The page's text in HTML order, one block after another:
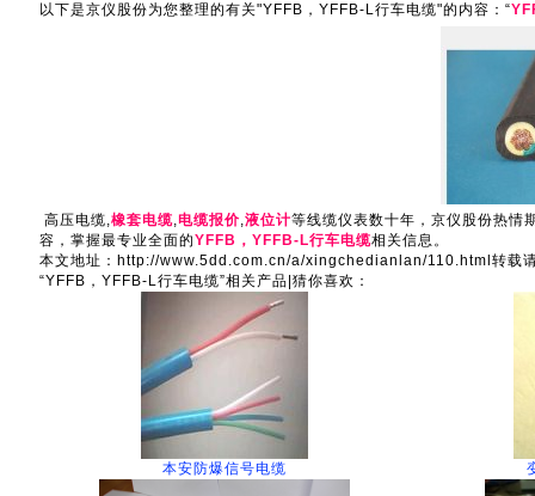
以下是京仪股份为您整理的有关"YFFB，YFFB-L行车电缆"的内容：“
高压电缆,橡套电缆,电缆报价,液位计等线缆仪表数十年，京仪股份热情
容，掌握最专业全面的YFFB，YFFB-L行车电缆相关信息。
本文地址：http://www.5dd.com.cn/a/xingchedianlan/110.html转载
“YFFB，YFFB-L行车电缆”相关产品|猜你喜欢：
本安防爆信号电缆